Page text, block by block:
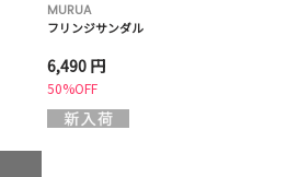
MURUA
フリンジサンダル
6,490 円
50%OFF